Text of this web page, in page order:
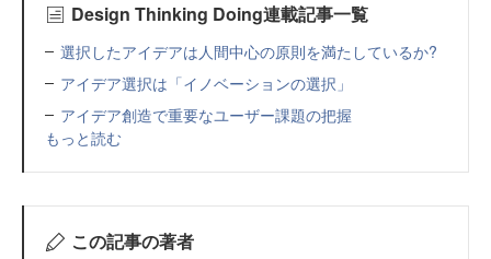
Design Thinking Doing連載記事一覧
選択したアイデアは人間中心の原則を満たしているか?
アイデア選択は「イノベーションの選択」
アイデア創造で重要なユーザー課題の把握
もっと読む
この記事の著者